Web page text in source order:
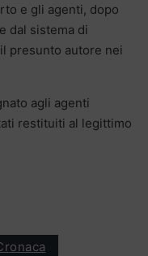
e gli agenti, dopo
dal sistema di
presunto autore nei
agli agenti
restituiti al legittimo